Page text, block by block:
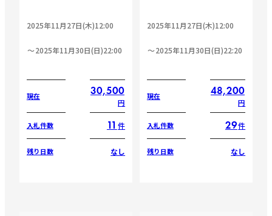
2025年11月27日(木)12:00
2025年11月30日(日)22:00
現在 30,500
円
入札件数 11 件
残り日数 なし
2025年11月27日(木)12:00
2025年11月30日(日)22:20
現在 48,200
円
入札件数 29件
残り日数 なし